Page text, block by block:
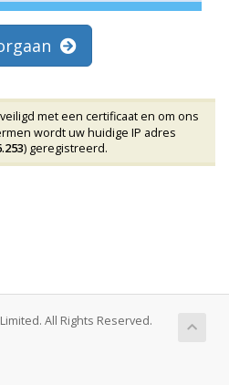
met een certificaat en om ons
wordt uw huidige IP adres
) geregistreerd.
All Rights Reserved.